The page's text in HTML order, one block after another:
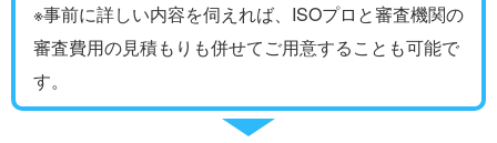
※事前に詳しい内容を伺えれば、ISOプロと審査機関の
審査費用の見積もりも併せてご用意することも可能で
す。